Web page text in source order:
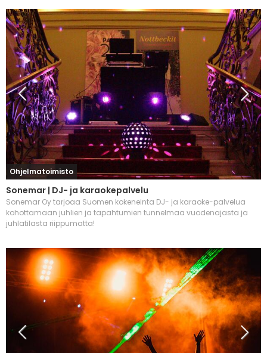
Ohjelmatoimisto
Sonemar | DJ- ja karaokepalvelu
Sonemar Oy tarjoaa Suomen kokeneinta DJ- ja karaoke-palvelua
kohottamaan juhlien ja tapahtumien tunnelmaa vuodenajasta ja
juhlatilasta riippumatta!